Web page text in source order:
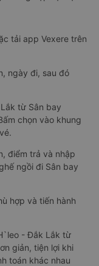
tải app Vexere trên
ngày đi, sau đó
từ Sân bay
chọn vào khung
điểm trả và nhập
ngồi đi Sân bay
hợp và tiến hành
- Đắk Lắk từ
giản, tiện lợi khi
toán khác nhau